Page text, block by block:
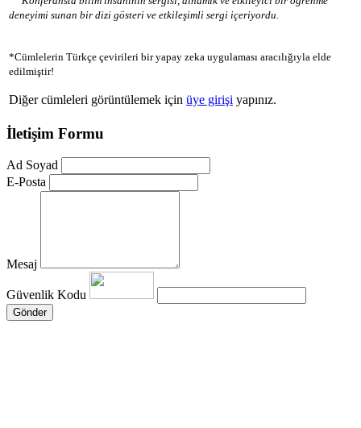
deneyimi sunan bir dizi gösteri ve etkileşimli sergi içeriyordu.
*Cümlelerin Türkçe çevirileri bir yapay zeka uygulaması aracılığıyla elde
edilmiştir!
Diğer cümleleri görüntülemek için üye girişi yapınız.
İletişim Formu
Ad Soyad
E-Posta
Mesaj
Güvenlik Kodu
Gönder